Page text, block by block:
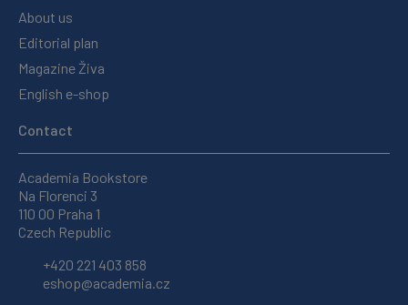
About us
Editorial plan
Magazine Živa
English e-shop
Contact
Academia Bookstore
Na Florenci 3
110 00 Praha 1
Czech Republic
+420 221 403 858
eshop@academia.cz